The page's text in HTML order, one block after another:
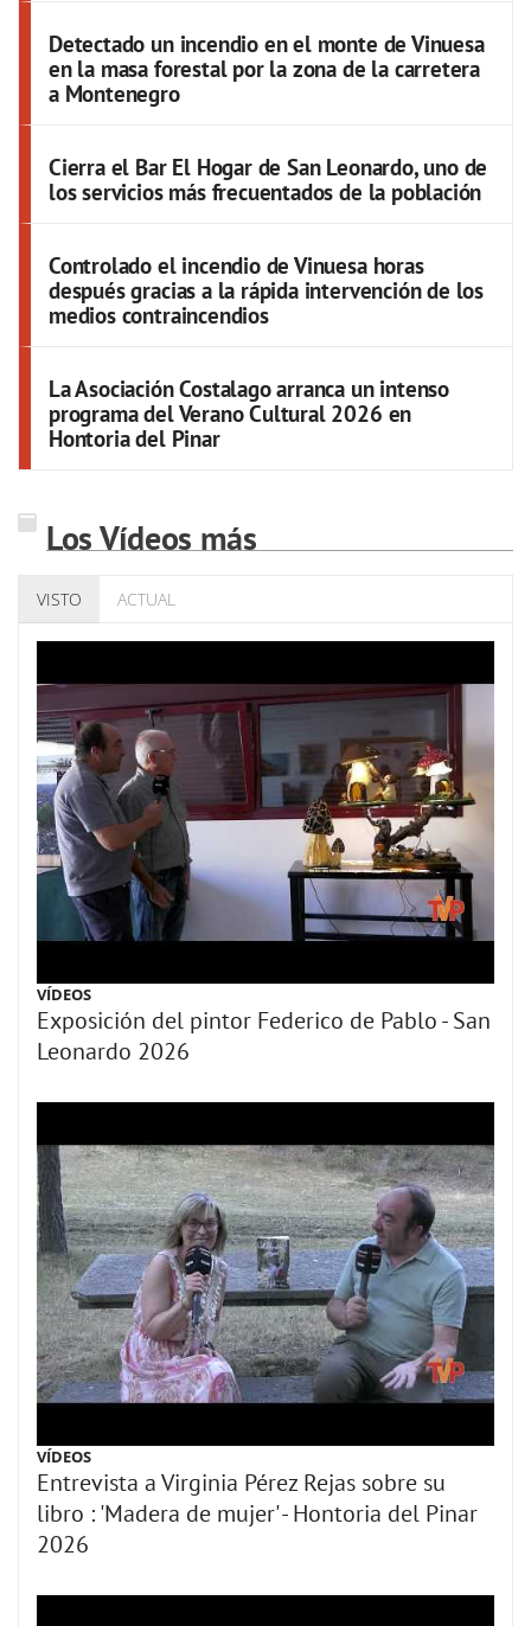
Detectado un incendio en el monte de Vinuesa
en la masa forestal por la zona de la carretera
a Montenegro
Cierra el Bar El Hogar de San Leonardo, uno de
los servicios más frecuentados de la población
Controlado el incendio de Vinuesa horas
después gracias a la rápida intervención de los
medios contraincendios
La Asociación Costalago arranca un intenso
programa del Verano Cultural 2026 en
Hontoria del Pinar
Los Vídeos más
VISTO ACTUAL
VÍDEOS
Exposición del pintor Federico de Pablo - San
Leonardo 2026
VÍDEOS
Entrevista a Virginia Pérez Rejas sobre su
libro : 'Madera de mujer' - Hontoria del Pinar
2026